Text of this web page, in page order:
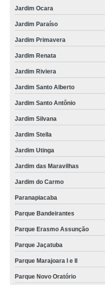
Jardim Ocara
Jardim Paraíso
Jardim Primavera
Jardim Renata
Jardim Riviera
Jardim Santo Alberto
Jardim Santo Antônio
Jardim Silvana
Jardim Stella
Jardim Utinga
Jardim das Maravilhas
Jardim do Carmo
Paranapiacaba
Parque Bandeirantes
Parque Erasmo Assunção
Parque Jaçatuba
Parque Marajoara I e II
Parque Novo Oratório